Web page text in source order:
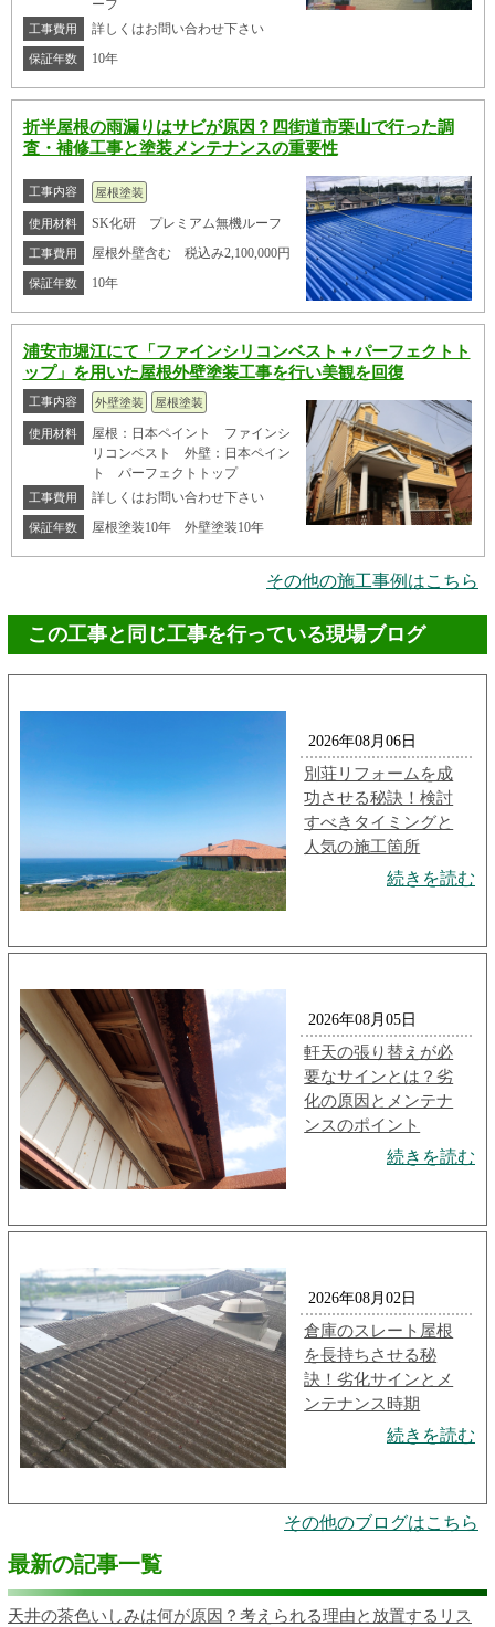
ーフ
工事費用 詳しくはお問い合わせ下さい
保証年数 10年
折半屋根の雨漏りはサビが原因？四街道市栗山で行った調
査・補修工事と塗装メンテナンスの重要性
工事内容 屋根塗装
使用材料 SK化研 プレミアム無機ルーフ
工事費用 屋根外壁含む 税込み2,100,000円
保証年数 10年
浦安市堀江にて「ファインシリコンベスト＋パーフェクトト
ップ」を用いた屋根外壁塗装工事を行い美観を回復
工事内容 外壁塗装 屋根塗装
使用材料
屋根：日本ペイント ファインシ
リコンベスト 外壁：日本ペイン
ト パーフェクトトップ
工事費用 詳しくはお問い合わせ下さい
保証年数 屋根塗装10年 外壁塗装10年
その他の施工事例はこちら
この工事と同じ工事を行っている現場ブログ
2026年08月06日
別荘リフォームを成
功させる秘訣！検討
すべきタイミングと
人気の施工箇所
続きを読む
2026年08月05日
軒天の張り替えが必
要なサインとは？劣
化の原因とメンテナ
ンスのポイント
続きを読む
2026年08月02日
倉庫のスレート屋根
を長持ちさせる秘
訣！劣化サインとメ
ンテナンス時期
続きを読む
その他のブログはこちら
最新の記事一覧
天井の茶色いしみは何が原因？考えられる理由と放置するリス